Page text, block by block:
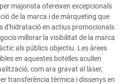
majorista ofereixen excepcionals
de la marca i de màrqueting que
d'hidratació en actius promocionals
millorar la visibilitat de la marca
als públics objectiu. Les àrees
en aquestes botelles acullen
com ara gravat al làser,
transferència tèrmica i dissenys en